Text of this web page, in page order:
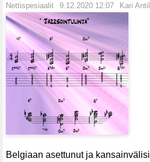
Nettispesiaalit 9.12.2020 12:07 Kari
Belgiaan asettunut ja